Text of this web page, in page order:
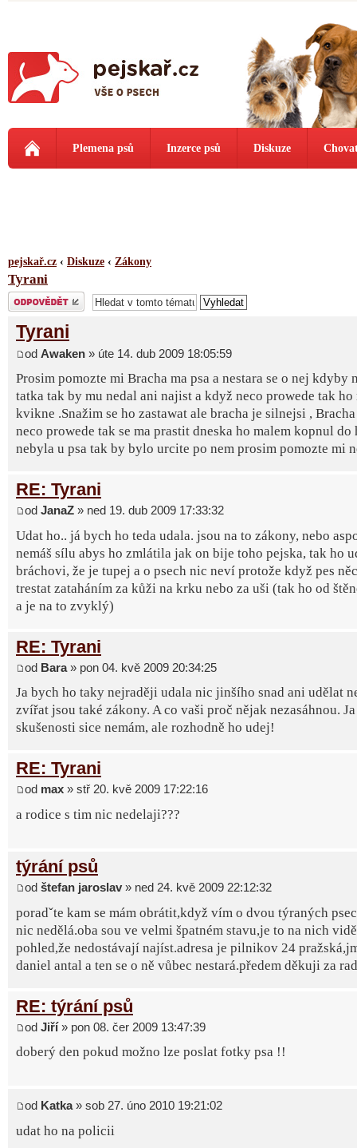
Plemena psů Inzerce psů Diskuze
pejskař.cz ‹ Diskuze ‹ Zákony
Tyrani
Odeslat odpověď
Tyrani
od Awaken » úte 14. dub 2009 18:05:59
Prosim pomozte mi Bracha ma psa a nestara se o nej kdyby
tatka tak by mu nedal ani najist a když neco prowede tak ho
kvikne .Snažim se ho zastawat ale bracha je silnejsi ,
neco prowede tak se ma prastit dneska ho malem kopnul
nebyla u psa tak by bylo urcite po nem prosim pomozte mi
RE: Tyrani
od JanaZ » ned 19. dub 2009 17:33:32
Udat ho.. já bych ho teda udala. jsou na to zákony, nebo
nemáš sílu abys ho zmlátila jak on bije toho pejska, tak ho
bráchovi, že je tupej a o psech nic neví protože když pes
trestat zataháním za kůži na krku nebo za uši (tak ho od
a je na to zvyklý)
RE: Tyrani
od Bara» pon 04. kvě 2009 20:34:25
Ja bych ho taky nejraději udala nic jinšího snad ani udělat
zvířat jsou také zákony. A co vaši proč nějak nezasáhnou.
skušenosti sice nemám, ale rozhodně ho udej!
RE: Tyrani
od max » stř 20. kvě 2009 17:22:16
a rodice s tim nic nedelaji???
týrání psů
od štefan jaroslav » ned 24. kvě 2009 22:12:32
poradˇte kam se mám obrátit,když vím o dvou týraných
nic nedělá.oba sou ve velmi špatném stavu,je to na nich
pohled,že nedostávají najíst.adresa je pilnikov 24
daniel antal a ten se o ně vůbec nestará.předem děkuji za
RE: týrání psů
od Jiří» pon 08. čer 2009 13:47:39
doberý den pokud možno lze poslat fotky psa !!
od Katka» sob 27. úno 2010 19:21:02
udat ho na policii